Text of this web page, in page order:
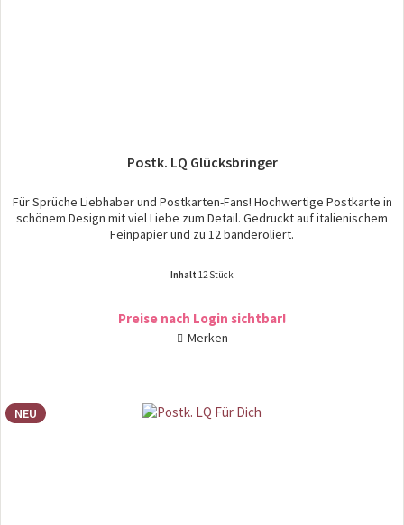
Postk. LQ Glücksbringer
Für Sprüche Liebhaber und Postkarten-Fans! Hochwertige Postkarte in
schönem Design mit viel Liebe zum Detail. Gedruckt auf italienischem
Feinpapier und zu 12 banderoliert.
Inhalt12 Stück
Preise nach Login sichtbar!
Merken
NEU